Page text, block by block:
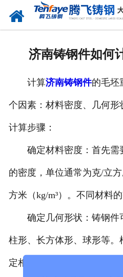
济南铸钢件如何
计算济南铸钢件的毛坯
个因素：材料密度、几何
计算步骤：
确定材料密度：首先需
的密度，单位通常为克/立
方米（kg/m³）。不同材料
确定几何形状：铸钢件
柱形、长方体形、球形等
定相应的参数，如直径、高